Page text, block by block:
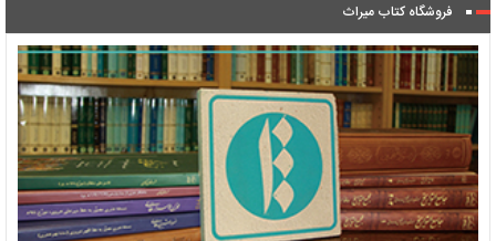
فروشگاه کتاب میراث